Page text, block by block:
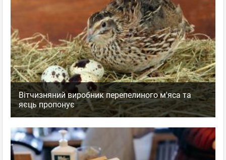
Вітчизняний виробник перепелиного м'яса та
яєць пропонує